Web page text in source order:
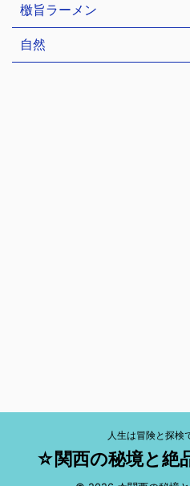
檄旨ラーメン
自然
人生は冒険と探検
☆関西の秘境と絶